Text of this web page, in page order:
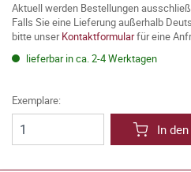
Aktuell werden Bestellungen
Falls Sie eine Lieferung außerhalb
bitte unserKontaktformularfür eine
lieferbar in ca. 2-4 Werktagen
Exemplare:
In